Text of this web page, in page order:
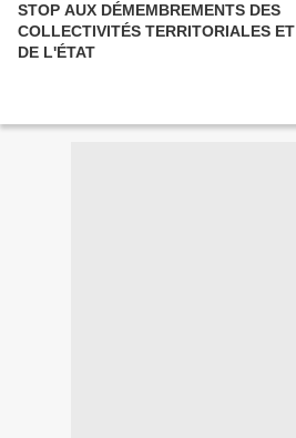
STOP AUX DÉMEMBREMENTS DES
COLLECTIVITÉS TERRITORIALES ET
DE L'ÉTAT